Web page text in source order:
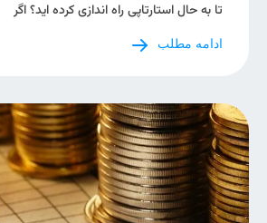
تا به حال استارتاپی راه اندازی کرده اید؟ اگر
ادامه مطلب